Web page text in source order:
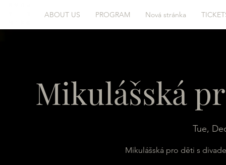
ABOUT US PROGRAM Nová stránka
Mikulášská
Tue,
Mikulášská pro děti s